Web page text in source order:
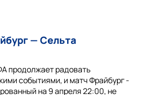
— Сельта
продолжает радовать
событиями, и матч Фрайбург -
на 9 апреля 22:00, не